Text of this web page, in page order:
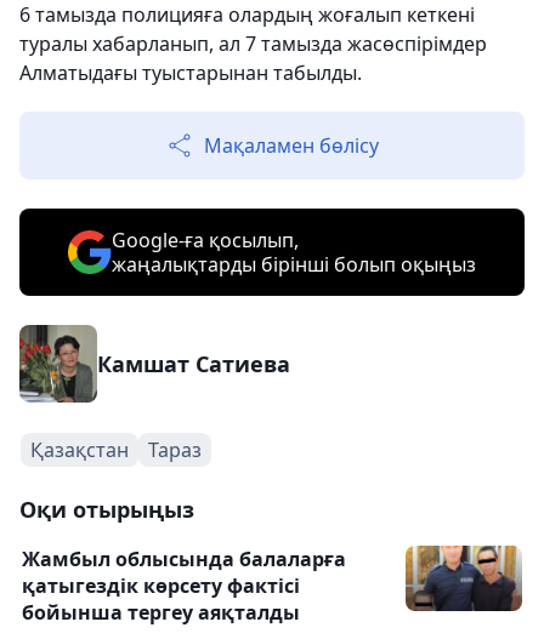
6 тамызда полицияға олардың жоғалып кеткені
туралы хабарланып, ал 7 тамызда жасөспірімдер
Алматыдағы туыстарынан табылды.
Мақаламен бөлісу
Google-ға қосылып,
жаңалықтарды бірінші болып оқыңыз
Камшат Сатиева
Қазақстан Тараз
Оқи отырыңыз
Жамбыл облысында балаларға
қатыгездік көрсету фактісі
бойынша тергеу аяқталды